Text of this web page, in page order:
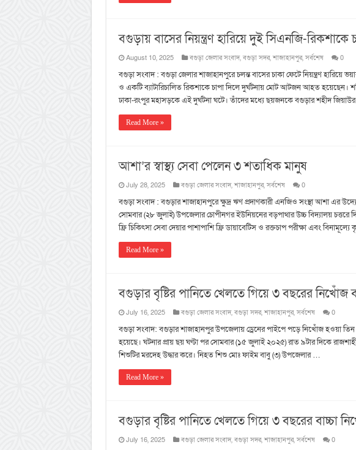
বগুড়ায় বাসের নিয়ন্ত্রণ হারিয়ে দুই সিএনজি-
August 10, 2025 বগুড়া জেলার সংবাদ,বগুড়া সদর,শাজাহানপুর,সর্বশেষ 0
বগুড়া সংবাদ : বগুড়া জেলার শাজাহানপুরে চলন্ত বাসের চাকা ফেটে নিয়ন্ত্রণ হারিয়ে
ও একটি ব্যাটারিচালিত রিকশাকে চাপা দিলে দুর্ঘটনায় মোট আটজন আহত হয়েছেন।
ঢাকা-রংপুর মহাসড়কে এই দুর্ঘটনা ঘটে। তাঁদের মধ্যে ছয়জনকে বগুড়ার শহীদ
Read More »
আশা’র স্বাস্থ্য সেবা পেলেন ৩ শতাধিক মানুষ
July 28, 2025 বগুড়া জেলার সংবাদ,শাজাহানপুর,সর্বশেষ 0
বগুড়া সংবাদ : বগুড়ার শাজাহানপুরে ক্ষুদ্র ঋণ প্রদাণকারী এনজিও সংস্থা আশা এর
সোমবার (২৮ জুলাই) উপজেলার চোপীনগর ইউনিয়নের বড়পাথার উচ্চ বিদ্যালয় চত্তরে
ফ্রি চিকিৎসা সেবা দেয়ার পাশাপাশি ফ্রি ডায়াবেটিস ও রক্তচাপ পরীক্ষা এবং
Read More »
বগুড়ার বৃষ্টির পানিতে খেলতে গিয়ে ৩ বছরের নিখোঁজ
July 16, 2025 বগুড়া জেলার সংবাদ,বগুড়া সদর,শাজাহানপুর,সর্বশেষ 0
বগুড়া সংবাদ: বগুড়ার শাজাহানপুর উপজেলায় ড্রেনের পাইপে পড়ে নিখোঁজ হওয়া তিন
হয়েছে। ঘটনার প্রায় ছয় ঘণ্টা পর সোমবার (১৫ জুলাই ২০২৫) রাত ৯টার দিকে
শিশুটির মরদেহ উদ্ধার করে। নিহত শিশু মোঃ ফাইম বাবু (৩) উপজেলার …
Read More »
বগুড়ার বৃষ্টির পানিতে খেলতে গিয়ে ৩ বছরের বাচ্চা
July 16, 2025 বগুড়া জেলার সংবাদ,বগুড়া সদর,শাজাহানপুর,সর্বশেষ 0